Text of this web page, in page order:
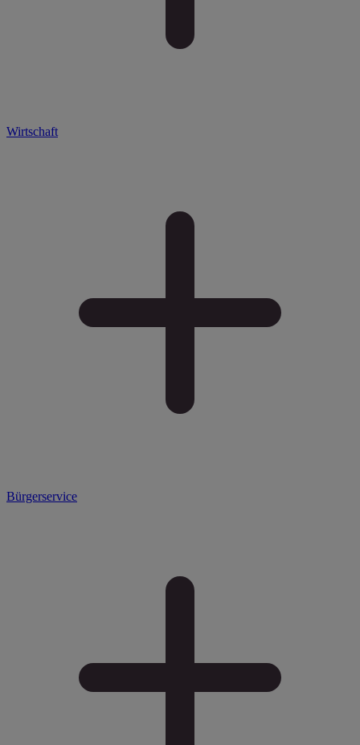
Wirtschaft
Bürgerservice